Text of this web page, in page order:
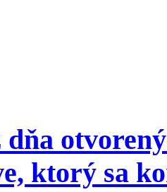
ktorý sa